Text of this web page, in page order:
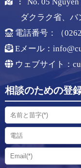
：
ダクラク省、バ
電話番号：（
Eメール：
ウェブサイト：
相談のための登